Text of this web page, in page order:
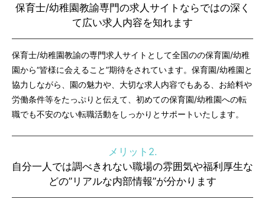
保育士/幼稚園教諭専門の求人サイトならではの深く
て広い求人内容を知れます
保育士/幼稚園教諭の専門求人サイトとして全国のの保育園/幼稚
園から“皆様に会えること”期待をされています。保育園/幼稚園と
協力しながら、園の魅力や、大切な求人内容でもある、お給料や
労働条件等をたっぷりと伝えて、初めての保育園/幼稚園への転
職でも不安のない転職活動をしっかりとサポートいたします。
メリット2.
自分一人では調べきれない職場の雰囲気や福利厚生な
どの”リアルな内部情報”が分かります